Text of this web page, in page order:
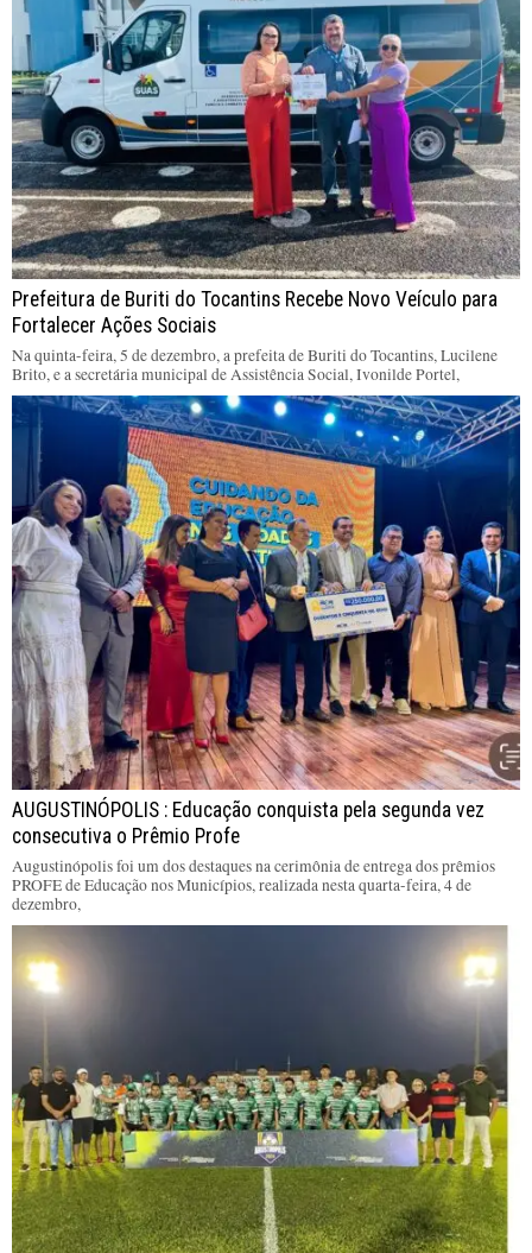
Prefeitura de Buriti do Tocantins Recebe Novo Veículo para
Fortalecer Ações Sociais
Na quinta-feira, 5 de dezembro, a prefeita de Buriti do Tocantins, Lucilene
Brito, e a secretária municipal de Assistência Social, Ivonilde Portel,
AUGUSTINÓPOLIS : Educação conquista pela segunda vez
consecutiva o Prêmio Profe
Augustinópolis foi um dos destaques na cerimônia de entrega dos prêmios
PROFE de Educação nos Municípios, realizada nesta quarta-feira, 4 de
dezembro,